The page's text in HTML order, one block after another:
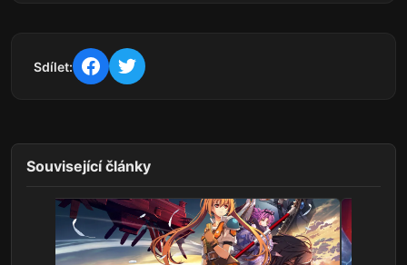
Sdílet:
Související články